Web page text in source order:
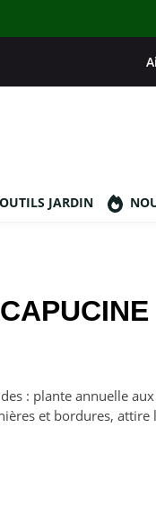
OUTILS JARDIN
: plante annuelle
et bordures,